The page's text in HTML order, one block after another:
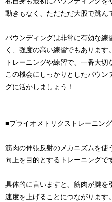
動きもなく、ただただ大股で跳ん
バウンディングは非常に有効な練
く、強度の高い練習でもあります。
トレーニングや練習で、一番大切
この機会にしっかりとしたバウン
グに活かしましょう！
■プライオメトリクストレーニン
筋肉の伸張反射のメカニズムを使
向上を目的とするトレーニングで
具体的に言いますと、筋肉が腱を
速度を上げることにつながります。